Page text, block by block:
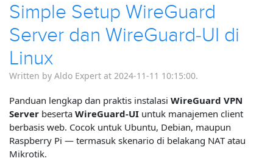
Simple Setup WireGuard
Server dan WireGuard-UI di
Linux
Written by Aldo Expert at 2024-11-11 10:15:00.
Panduan lengkap dan praktis instalasi WireGuard VPN
Server beserta WireGuard-UI untuk manajemen client
berbasis web. Cocok untuk Ubuntu, Debian, maupun
Raspberry Pi — termasuk skenario di belakang NAT atau
Mikrotik.